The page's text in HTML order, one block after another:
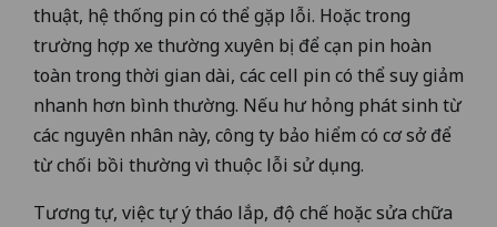
thuật, hệ thống pin có thể gặp lỗi. Hoặc trong
trường hợp xe thường xuyên bị để cạn pin hoàn
toàn trong thời gian dài, các cell pin có thể suy giảm
nhanh hơn bình thường. Nếu hư hỏng phát sinh từ
các nguyên nhân này, công ty bảo hiểm có cơ sở để
từ chối bồi thường vì thuộc lỗi sử dụng.
Tương tự, việc tự ý tháo lắp, độ chế hoặc sửa chữa